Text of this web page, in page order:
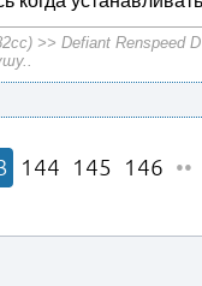
>> Defiant Renspeed
144 145 146 ••